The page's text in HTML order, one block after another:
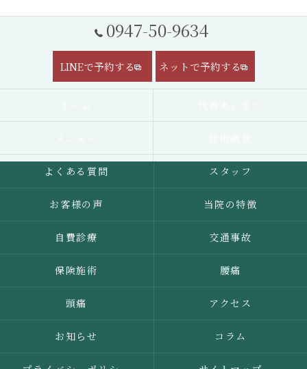
0947-50-9634
LINEで予約する ネットで予約する
よくある質問 スタッフ
お客様の声 当院の特徴
自費診療 交通事故
保険施術 腰痛
頭痛 アクセス
お知らせ コラム